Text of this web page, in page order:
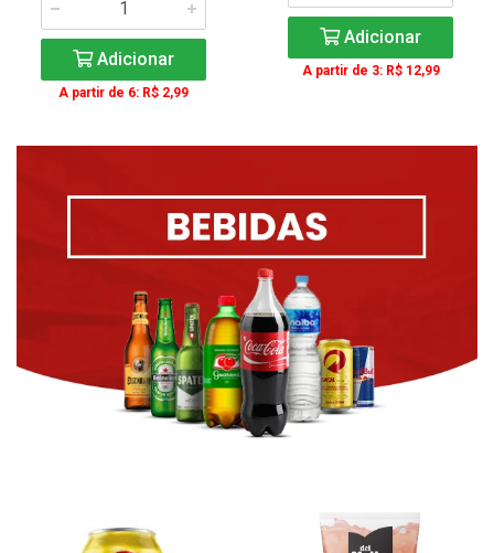
Adicionar
A partir de 6: R$ 2,99
Adicionar
A partir de 3: R$ 12,99